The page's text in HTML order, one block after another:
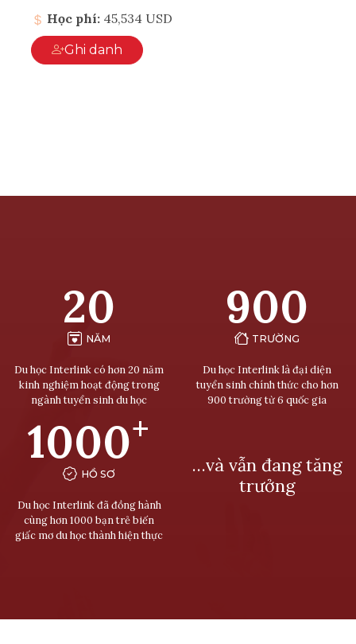
Học phí: 45,534 USD
Ghi danh
20
NĂM
Du học Interlink có hơn 20 năm
kinh nghiệm hoạt động trong
ngành tuyển sinh du học
900
TRƯỜNG
Du học Interlink là đại diện
tuyển sinh chính thức cho hơn
900 trường từ 6 quốc gia
1000+
HỒ SƠ
Du học Interlink đã đồng hành
cùng hơn 1000 bạn trẻ biến
giấc mơ du học thành hiện thực
…và vẫn đang tăng
trưởng